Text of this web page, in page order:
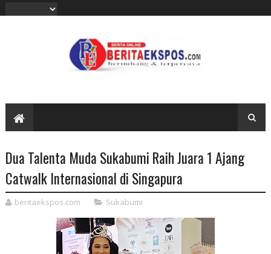
Dua Talenta Muda Sukabumi Raih Juara 1 Ajang
Catwalk Internasional di Singapura ‎
beritaekspos.com Sukabumi